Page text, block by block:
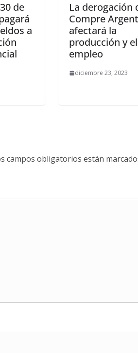
de
a
La derogación
Compre
afectará la
producción y el
empleo
diciembre 23, 2023
campos obligatorios están